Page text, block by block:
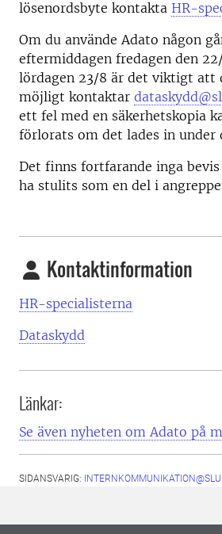
lösenordsbyte kontakta HR-
Om du använde Adato någon
eftermiddagen fredagen den
lördagen 23/8 är det viktigt att
möjligt kontaktar
ett fel med en säkerhetskopia
förlorats om det lades in under
Det finns fortfarande inga
ha stulits som en del i
Kontaktinformation
HR-specialisterna
Dataskydd
Länkar:
Se även nyheten om Adato på
SIDANSVARIG: